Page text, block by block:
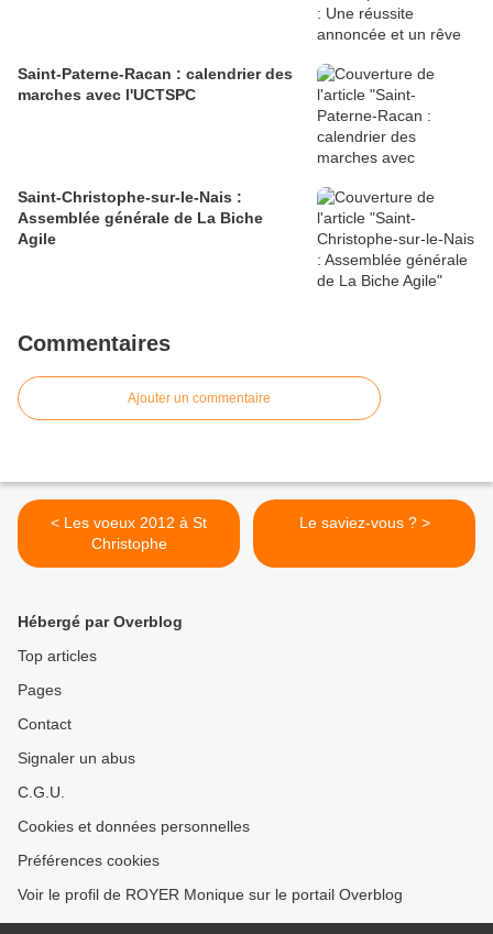
Saint-Paterne-Racan : calendrier des
marches avec l'UCTSPC
Saint-Christophe-sur-le-Nais :
Assemblée générale de La Biche
Agile
Commentaires
Ajouter un commentaire
< Les voeux 2012 à St
Christophe
Le saviez-vous ? >
Hébergé par Overblog
Top articles
Pages
Contact
Signaler un abus
C.G.U.
Cookies et données personnelles
Préférences cookies
Voir le profil de ROYER Monique sur le portail Overblog